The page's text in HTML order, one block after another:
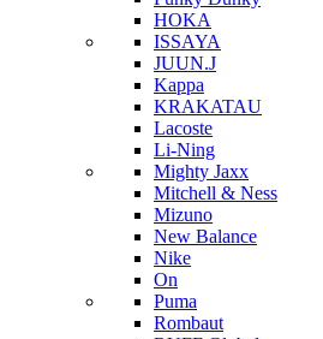
HOKA
ISSAYA
JUUN.J
Kappa
KRAKATAU
Lacoste
Li-Ning
Mighty Jaxx
Mitchell & Ness
Mizuno
New Balance
Nike
On
Puma
Rombaut